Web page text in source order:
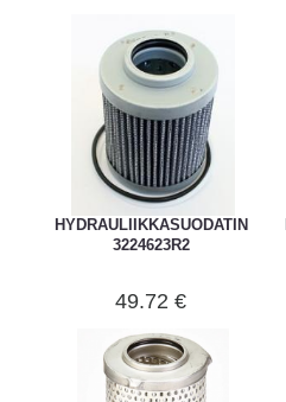
HYDRAULIIKKASUODATIN
3224623R2
49.72 €